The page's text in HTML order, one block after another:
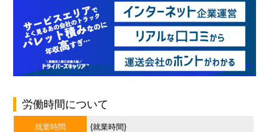
労働時間について
就業時間 {就業時間}